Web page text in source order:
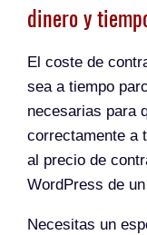
dinero y
El coste de
sea a tiempo
necesarias para
correctamente a
al precio de
WordPress de
Necesitas un